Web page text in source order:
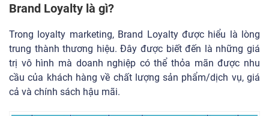
Brand Loyalty là gì?
Trong loyalty marketing, Brand Loyalty được hiểu là lòng
trung thành thương hiệu. Đây được biết đến là những giá
trị vô hình mà doanh nghiệp có thể thỏa mãn được nhu
cầu của khách hàng về chất lượng sản phẩm/dịch vụ, giá
cả và chính sách hậu mãi.